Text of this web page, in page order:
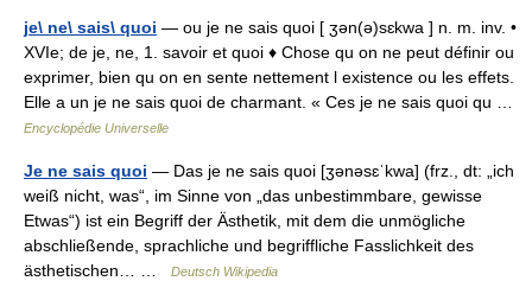
je\ ne\ sais\ quoi — ou je ne sais quoi [ ʒən(ə)sɛkwa ] n. m. inv. •
XVIe; de je, ne, 1. savoir et quoi ♦ Chose qu on ne peut définir ou
exprimer, bien qu on en sente nettement l existence ou les effets.
Elle a un je ne sais quoi de charmant. « Ces je ne sais quoi qu …
Encyclopédie Universelle
Je ne sais quoi — Das je ne sais quoi [ʒənəsɛˈkwa] (frz., dt: „ich
weiß nicht, was“, im Sinne von „das unbestimmbare, gewisse
Etwas“) ist ein Begriff der Ästhetik, mit dem die unmögliche
abschließende, sprachliche und begriffliche Fasslichkeit des
ästhetischen… …
Deutsch Wikipedia